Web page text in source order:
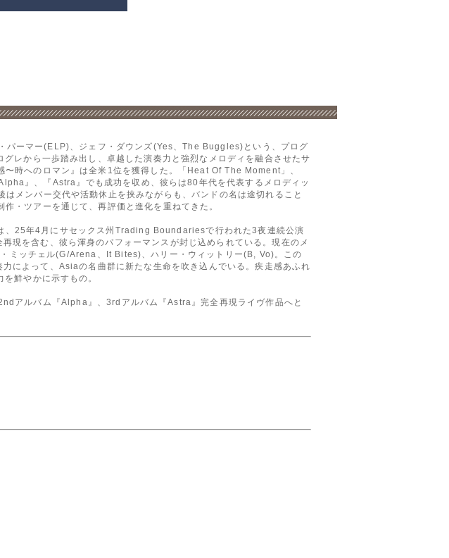
ーマー(ELP)、ジェフ・ダウンズ(Yes、The Buggles)という、プログ
レから一歩踏み出し、卓越した演奏力と強烈なメロディを融合させたサ
時へのロマン』は全米1位を獲得した。「Heat Of The Moment」、
』、『Astra』でも成功を収め、彼らは80年代を代表するメロディッ
メンバー交代や活動休止を挟みながらも、バンドの名は途切れること
・ツアーを通じて、再評価と進化を重ねてきた。
25年4月にサセックス州Trading Boundariesで行われた3夜連続公演
現を含む、彼ら渾身のパフォーマンスが封じ込められている。現在のメ
ミッチェル(G/Arena、It Bites)、ハリー・ウィットリー(B, Vo)。この
によって、Asiaの名曲群に新たな生命を吹き込んでいる。疾走感あふれ
鮮やかに示すもの。
アルバム『Alpha』、3rdアルバム『Astra』完全再現ライヴ作品へと